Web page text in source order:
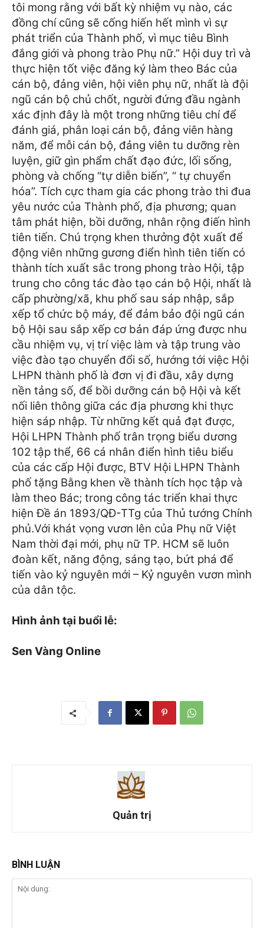
tôi mong rằng với bất kỳ nhiệm vụ nào, các
đồng chí cũng sẽ cống hiến hết mình vì sự
phát triển của Thành phố, vì mục tiêu Bình
đắng giới và phong trào Phụ nữ.” Hội duy trì và
thực hiện tốt việc đăng ký làm theo Bác của
cán bộ, đảng viên, hội viên phụ nữ, nhất là đội
ngũ cán bộ chủ chốt, người đứng đầu ngành
xác định đây là một trong những tiêu chí để
đánh giá, phân loại cán bộ, đảng viên hàng
năm, để mỗi cán bộ, đảng viên tu dưỡng rèn
luyện, giữ gìn phẩm chất đạo đức, lối sống,
phòng và chống “tự diễn biến”, “ tự chuyển
hóa”. Tích cực tham gia các phong trào thi đua
yêu nước của Thành phố, địa phương; quan
tâm phát hiện, bồi dưỡng, nhân rộng điến hình
tiên tiến. Chú trọng khen thưởng đột xuất để
động viên những gương điển hình tiên tiến có
thành tích xuất sắc trong phong trào Hội, tập
trung cho công tác đào tạo cán bộ Hội, nhất là
cấp phường/xã, khu phố sau sáp nhập, sắp
xếp tổ chức bộ máy, để đảm bảo đội ngũ cán
bộ Hội sau sắp xếp cơ bản đáp ứng được nhu
cầu nhiệm vụ, vị trí việc làm và tập trung vào
việc đào tạo chuyển đổi số, hướng tới việc Hội
LHPN thành phố là đơn vị đi đầu, xây dựng
nền tảng số, để bồi dưỡng cán bộ Hội và kết
nối liên thông giữa các địa phương khi thực
hiện sáp nhập. Từ những kết quả đạt được,
Hội LHPN Thành phố trân trọng biểu dương
102 tập thể, 66 cá nhân điển hình tiêu biểu
của các cấp Hội được, BTV Hội LHPN Thành
phố tặng Bằng khen về thành tích học tập và
làm theo Bác; trong công tác triển khai thực
hiện Đề án 1893/QĐ-TTg của Thủ tướng Chính
phủ.Với khát vọng vươn lên của Phụ nữ Việt
Nam thời đại mới, phụ nữ TP. HCM sẽ luôn
đoàn kết, năng động, sáng tạo, bứt phá để
tiến vào kỷ nguyên mới – Kỷ nguyên vươn mình
của dân tộc.
Hình ảnh tại buổi lễ:
Sen Vàng Online
Quản trị
BÌNH LUẬN